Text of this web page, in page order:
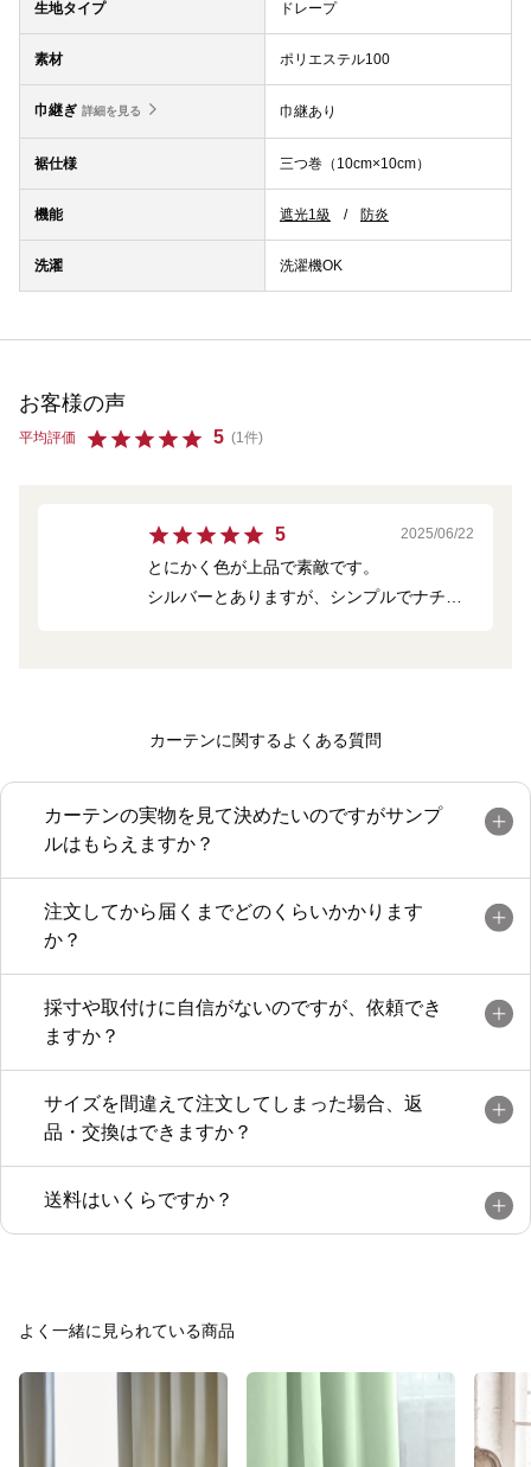
生地タイプ ドレープ
素材 ポリエステル100
巾継ぎ 詳細を見る 巾継あり
裾仕様 三つ巻（10cm×10cm）
機能 遮光1級 防炎
洗濯 洗濯機OK
お客様の声
平均評価 5 (1件)
5 2025/06/22
とにかく色が上品で素敵です。
シルバーとありますが、シンプルでナチュ
カーテンに関するよくある質問
カーテンの実物を見て決めたいのですがサンプ
ルはもらえますか？
注文してから届くまでどのくらいかかります
か？
採寸や取付けに自信がないのですが、依頼でき
ますか？
サイズを間違えて注文してしまった場合、返
品・交換はできますか？
送料はいくらですか？
よく一緒に見られている商品